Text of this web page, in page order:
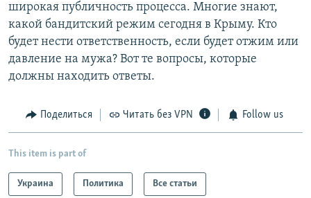
широкая публичность процесса. Многие знают,
какой бандитский режим сегодня в Крыму. Кто
будет нести ответственность, если будет отжим или
давление на мужа? Вот те вопросы, которые
должны находить ответы.
Поделиться Читать без VPN Follow us
This item is part of
Украина Политика Все статьи